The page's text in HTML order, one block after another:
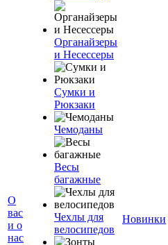
О
вас
и о
нас
Органайзеры
и Несессеры
Сумки и
Рюкзаки
Чемоданы
Весы
багажные
Чехлы для
велосипедов
Новинки